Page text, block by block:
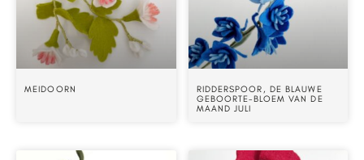
MEIDOORN
RIDDERSPOOR, DE BLAUWE
GEBOORTE-BLOEM VAN DE
MAAND JULI